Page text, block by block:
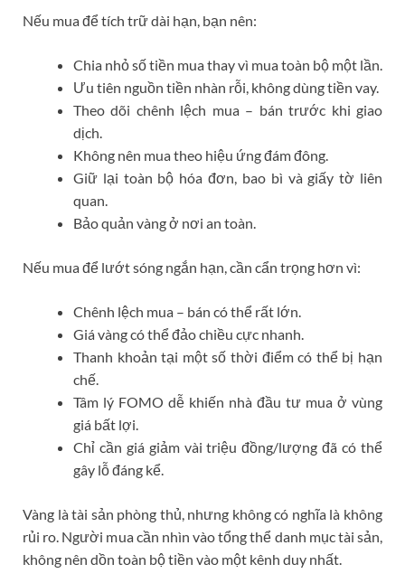
Nếu mua để tích trữ dài hạn, bạn nên:
Chia nhỏ số tiền mua thay vì mua toàn bộ một lần.
Ưu tiên nguồn tiền nhàn rỗi, không dùng tiền vay.
Theo dõi chênh lệch mua – bán trước khi giao
dịch.
Không nên mua theo hiệu ứng đám đông.
Giữ lại toàn bộ hóa đơn, bao bì và giấy tờ liên
quan.
Bảo quản vàng ở nơi an toàn.
Nếu mua để lướt sóng ngắn hạn, cần cẩn trọng hơn vì:
Chênh lệch mua – bán có thể rất lớn.
Giá vàng có thể đảo chiều cực nhanh.
Thanh khoản tại một số thời điểm có thể bị hạn
chế.
Tâm lý FOMO dễ khiến nhà đầu tư mua ở vùng
giá bất lợi.
Chỉ cần giá giảm vài triệu đồng/lượng đã có thể
gây lỗ đáng kể.
Vàng là tài sản phòng thủ, nhưng không có nghĩa là không
rủi ro. Người mua cần nhìn vào tổng thể danh mục tài sản,
không nên dồn toàn bộ tiền vào một kênh duy nhất.